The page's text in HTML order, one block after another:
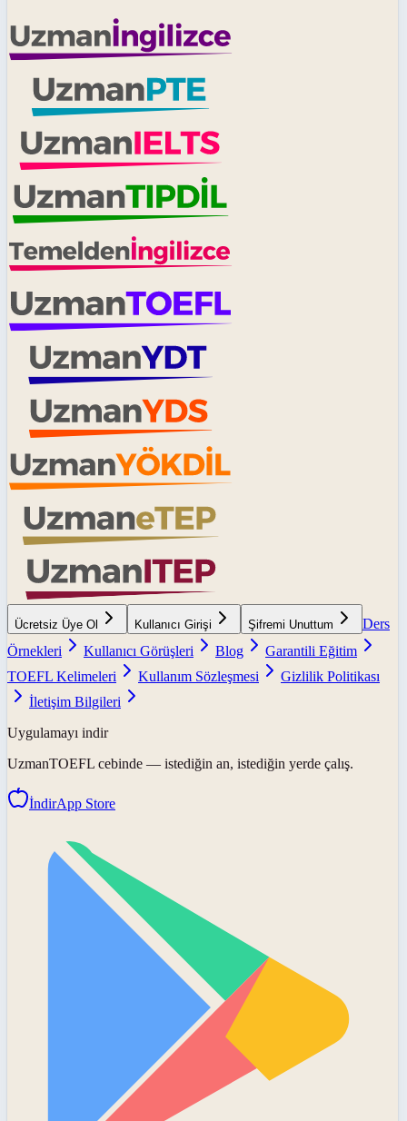
Ücretsiz Üye Ol Kullanıcı Girişi Şifremi Unuttum
Ders
Örnekleri
Kullanıcı Görüşleri Blog
Garantili Eğitim
TOEFL Kelimeleri
Kullanım Sözleşmesi
Gizlilik Politikası
İletişim Bilgileri
Uygulamayı indir
UzmanTOEFL cebinde — istediğin an, istediğin yerde çalış.
İndirApp Store